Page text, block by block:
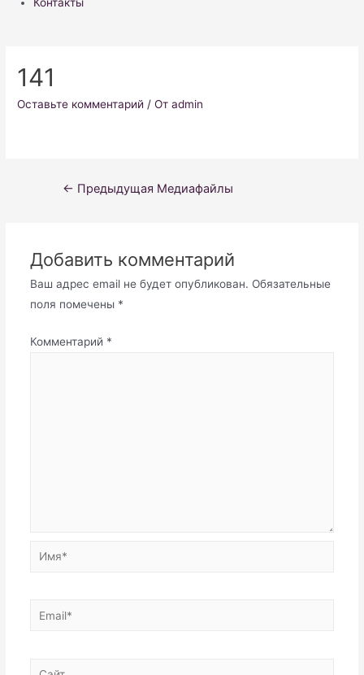
141
Оставьте комментарий / От admin
Навигация
← Предыдущая Медиафайлы
Добавить комментарий
Ваш адрес email не будет опубликован. Обязательные
поля помечены *
Комментарий *
Имя*
Email*
Сайт